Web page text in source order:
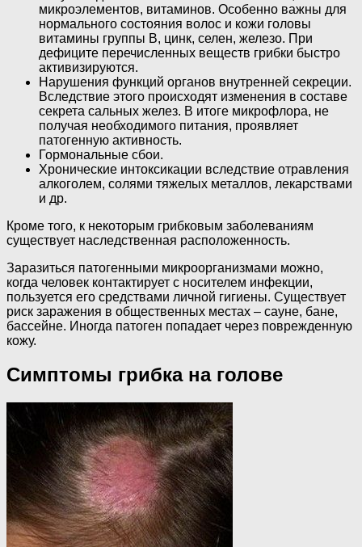
микроэлементов, витаминов. Особенно важны для
нормального состояния волос и кожи головы
витамины группы В, цинк, селен, железо. При
дефиците перечисленных веществ грибки быстро
активизируются.
Нарушения функций органов внутренней секреции.
Вследствие этого происходят изменения в составе
секрета сальных желез. В итоге микрофлора, не
получая необходимого питания, проявляет
патогенную активность.
Гормональные сбои.
Хронические интоксикации вследствие отравления
алкоголем, солями тяжелых металлов, лекарствами
и др.
Кроме того, к некоторым грибковым заболеваниям
существует наследственная расположенность.
Заразиться патогенными микроорганизмами можно,
когда человек контактирует с носителем инфекции,
пользуется его средствами личной гигиены. Существует
риск заражения в общественных местах – сауне, бане,
бассейне. Иногда патоген попадает через поврежденную
кожу.
Симптомы грибка на голове